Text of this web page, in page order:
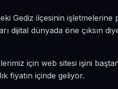
Gediz ilçesinin işletmelerine
dijital dünyada öne çıksın
için web sitesi işini
fiyatın içinde geliyor.